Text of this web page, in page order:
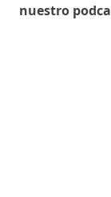
nuestro